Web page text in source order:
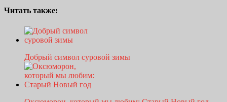
Читать также:
Добрый символ суровой зимы